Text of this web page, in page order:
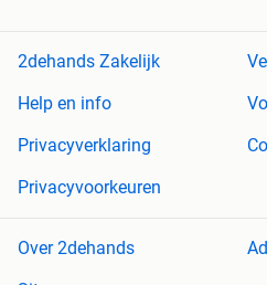
2dehands Zakelijk
Help en info
Privacyverklaring
Privacyvoorkeuren
Over 2dehands